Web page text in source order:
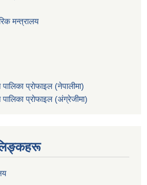
मन्त्रालय
प्राेफाइल (नेपालीमा)
पालिका प्राेफाइल(अंग्रेजीमा)